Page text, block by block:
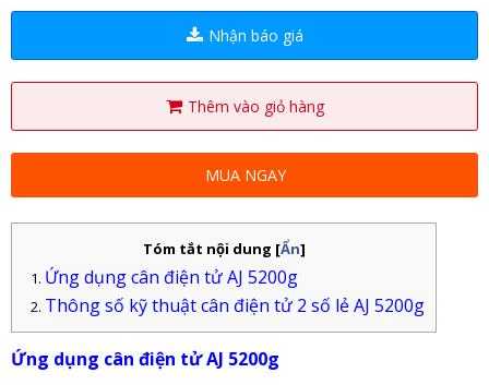
Nhận báo giá
Thêm vào giỏ hàng
MUA NGAY
Tóm tắt nội dung [Ẩn]
Ứng dụng cân điện tử AJ 5200g
Thông số kỹ thuật cân điện tử 2 số lẻ AJ 5200g
Ứng dụng cân điện tử AJ 5200g